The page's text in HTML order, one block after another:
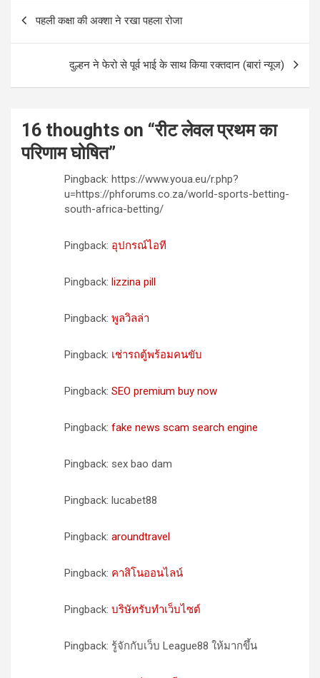
पहली कक्षा की अक्शा ने रखा पहला रोजा
दुल्हन ने फेरो से पूर्व भाई के साथ किया रक्तदान (बारां न्यूज)
16 thoughts on “रीट लेवल प्रथम का
परिणाम घोषित”
Pingback: https://www.youa.eu/r.php?
u=https://phforums.co.za/world-sports-betting-
south-africa-betting/
Pingback: อุปกรณ์ไอที
Pingback: lizzina pill
Pingback: พูลวิลล่า
Pingback: เช่ารถตู้พร้อมคนขับ
Pingback: SEO premium buy now
Pingback: fake news scam search engine
Pingback: sex bao dam
Pingback: lucabet88
Pingback: aroundtravel
Pingback: คาสิโนออนไลน์
Pingback: บริษัทรับทำเว็บไซต์
Pingback: รู้จักกับเว็บ League88 ให้มากขึ้น